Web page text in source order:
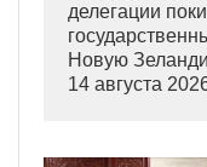
делегации
Новую
14 августа